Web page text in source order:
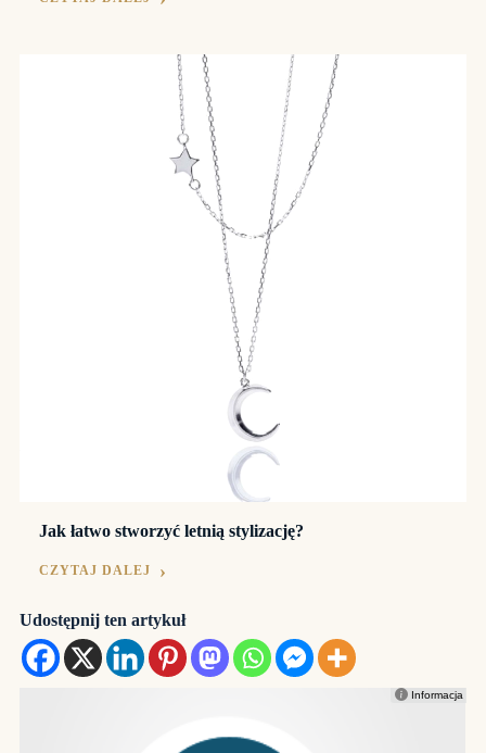
Jak łatwo stworzyć letnią stylizację?
CZYTAJ DALEJ
Udostępnij ten artykuł